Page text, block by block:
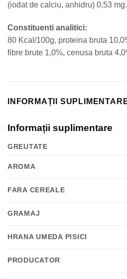
(iodat de calciu, anhidru) 0,53 mg.
Constituenti analitici:
80 Kcal/100g, proteina bruta
fibre brute 1,0%, cenusa bruta
INFORMAȚII
Informații suplimentare
GREUTATE
AROMA
FARA CEREALE
GRAMAJ
HRANA UMEDA PISICI
PRODUCATOR